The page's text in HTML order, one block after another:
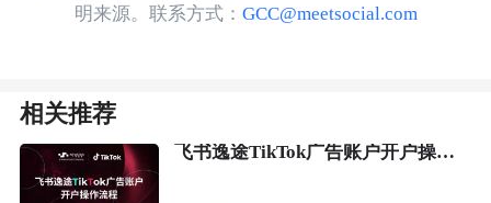
明来源。联系方式： GCC@meetsocial.com
相关推荐
飞书逸途TikTok广告账户开户操作流程